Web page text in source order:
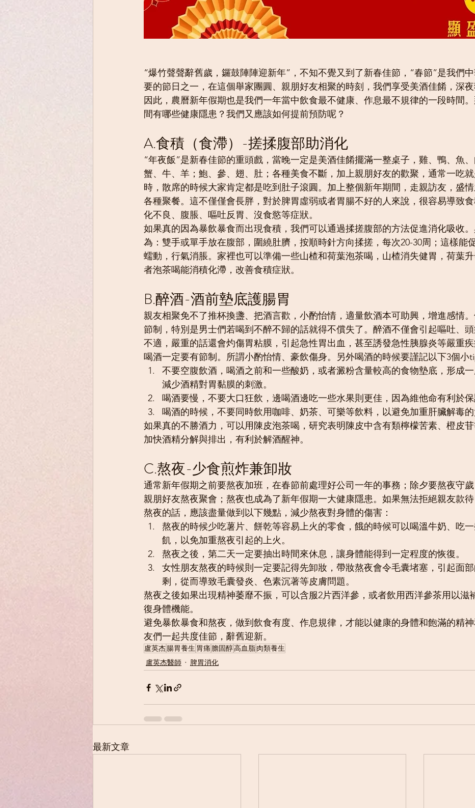
“爆竹聲聲辭舊歲，鑼鼓陣陣迎新年”，不知不覺又到了新春佳節，“春節”是我們
要的節日之一，在這個舉家團圓、親朋好友相聚的時刻，我們享受美酒佳餚，深夜
因此，農曆新年假期也是我們一年當中飲食最不健康、作息最不規律的一段時間
間有哪些健康隱患？我們又應該如何提前預防呢？
A.食積（食滯）-搓揉腹部助消化
“年夜飯”是新春佳節的重頭戲，當晚一定是美酒佳餚擺滿一整桌子，雞、鴨、魚、
蟹、牛、羊；鮑、參、翅、肚；各種美食不斷，加上親朋好友的歡聚，通常一吃
時，散席的時候大家肯定都是吃到肚子滾圓。加上整個新年期間，走親訪友，盛
各種聚餐。這不僅僅會長胖，對於脾胃虛弱或者胃腸不好的人來說，很容易導致
化不良、腹脹、嘔吐反胃、沒食慾等症狀。
如果真的因為暴飲暴食而出現食積，我們可以通過揉搓腹部的方法促進消化吸收
為：雙手或單手放在腹部，圍繞肚臍，按順時針方向揉搓，每次20-30周；這樣能
蠕動，行氣消脹。家裡也可以準備一些山楂和荷葉泡茶喝，山楂消失健胃，荷葉
者泡茶喝能消積化滯，改善食積症狀。
B.醉酒-酒前墊底護腸胃
親友相聚免不了推杯換盞、把酒言歡，小酌怡情，適量飲酒本可助興，增進感情
節制，特別是男士們若喝到不醉不歸的話就得不償失了。醉酒不僅會引起嘔吐、
不適，嚴重的話還會灼傷胃粘膜，引起急性胃出血，甚至誘發急性胰腺炎等嚴重疾
喝酒一定要有節制。所謂小酌怡情、豪飲傷身。另外喝酒的時候要謹記以下3個小
不要空腹飲酒，喝酒之前和一些酸奶，或者澱粉含量較高的食物墊底，形成一
減少酒精對胃黏膜的刺激。
喝酒要慢，不要大口狂飲，邊喝酒邊吃一些水果則更佳，因為維他命有利於保
喝酒的時候，不要同時飲用咖啡、奶茶、可樂等飲料，以避免加重肝臟解毒的
如果真的不勝酒力，可以用陳皮泡茶喝，研究表明陳皮中含有類檸檬苦素、橙皮
加快酒精分解與排出，有利於解酒醒神。
C.熬夜-少食煎炸兼卸妝
通常新年假期之前要熬夜加班，在春節前處理好公司一年的事務；除夕要熬夜守
親朋好友熬夜聚會；熬夜也成為了新年假期一大健康隱患。如果無法拒絕親友款
熬夜的話，應該盡量做到以下幾點，減少熬夜對身體的傷害：
熬夜的時候少吃薯片、餅乾等容易上火的零食，餓的時候可以喝溫牛奶、吃
飢，以免加重熬夜引起的上火。
熬夜之後，第二天一定要抽出時間來休息，讓身體能得到一定程度的恢復。
女性朋友熬夜的時候則一定要記得先卸妝，帶妝熬夜會令毛囊堵塞，引起面
剩，從而導致毛囊發炎、色素沉著等皮膚問題。
熬夜之後如果出現精神萎靡不振，可以含服2片西洋參，或者飲用西洋參茶用以滋
復身體機能。
避免暴飲暴食和熬夜，做到飲食有度、作息規律，才能以健康的身體和飽滿的精
友們一起共度佳節，辭舊迎新。
盧英杰腸胃養生 胃痛 膽固醇高血脂肉類養生
盧英杰醫師
脾胃消化
最新文章